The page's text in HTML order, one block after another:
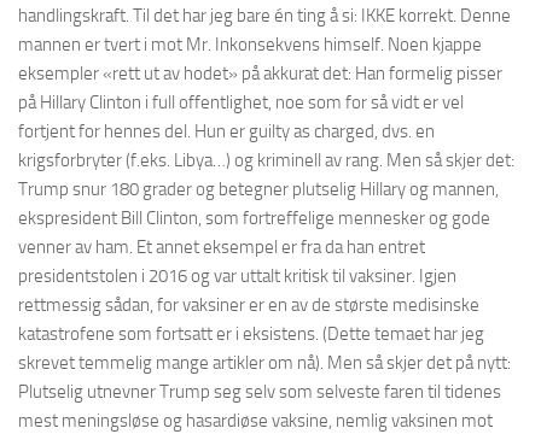
handlingskraft. Til det har jeg bare én ting å si: IKKE korrekt. Denne
mannen er tvert i mot Mr. Inkonsekvens himself. Noen kjappe
eksempler «rett ut av hodet» på akkurat det: Han formelig pisser
på Hillary Clinton i full offentlighet, noe som for så vidt er vel
fortjent for hennes del. Hun er guilty as charged, dvs. en
krigsforbryter (f.eks. Libya…) og kriminell av rang. Men så skjer det:
Trump snur 180 grader og betegner plutselig Hillary og mannen,
ekspresident Bill Clinton, som fortreffelige mennesker og gode
venner av ham. Et annet eksempel er fra da han entret
presidentstolen i 2016 og var uttalt kritisk til vaksiner. Igjen
rettmessig sådan, for vaksiner er en av de største medisinske
katastrofene som fortsatt er i eksistens. (Dette temaet har jeg
skrevet temmelig mange artikler om nå). Men så skjer det på nytt:
Plutselig utnevner Trump seg selv som selveste faren til tidenes
mest meningsløse og hasardiøse vaksine, nemlig vaksinen mot